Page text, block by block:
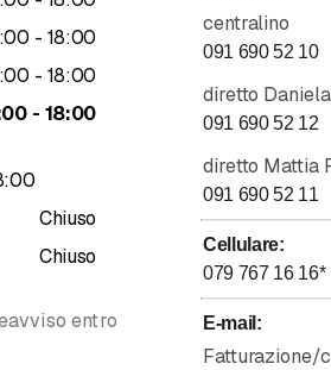
per la corretta imposizione di tasse e
delle quietanze in formato XML
da e per la Svizzera
e internazionale
ed internazionali
principali porti Italiani
principali Aeroporti Italiani
00 - fino a
18:00
00 - fino a
18:00
00 - fino a
18:00
a
:00
Chiuso
Chiuso
entro
centralino
091 690 52 10
diretto
091 690 52 12
diretto Mattia
091 690 52 11
Cellulare:
079 767 16 16*
E-mail :
Fatturazione/